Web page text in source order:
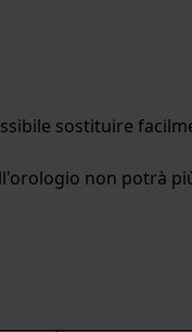
sostituire
non potrà